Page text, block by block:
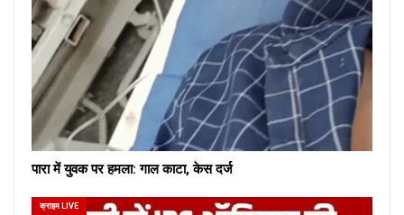
पारा में युवक पर हमला: गाल काटा, केस दर्ज
क्राइम LIVE